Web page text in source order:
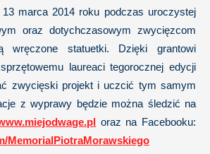
13 marca 2014 roku podczas uroczystej
oraz dotychczasowym zwycięzcom
wręczone statuetki. Dzięki grantowi
laureaci tegorocznej edycji
zwycięski projekt i uczcić tym samym
z wyprawy będzie można śledzić na
oraz na Facebooku:
MemorialPiotraMorawskiego